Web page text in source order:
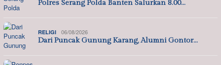
Polres Serang Polda Banten Salurkan 8.00…
RELIGI 06/08/2026
Dari Puncak Gunung Karang, Alumni Gontor…